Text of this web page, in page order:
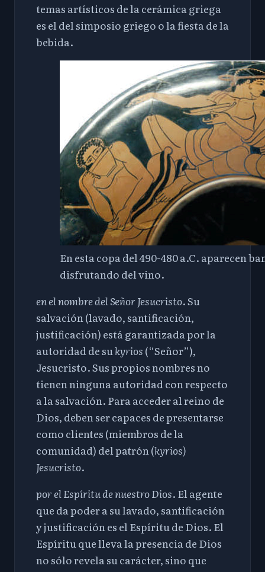
temas artísticos de la cerámica griega
es el del simposio griego o la fiesta de la
bebida.
En esta copa del 490-480 a.C. aparecen
disfrutando del vino.
en el nombre del Señor Jesucristo. Su
salvación (lavado, santificación,
justificación) está garantizada por la
autoridad de su kyrios (“Señor”),
Jesucristo. Sus propios nombres no
tienen ninguna autoridad con respecto
a la salvación. Para acceder al reino de
Dios, deben ser capaces de presentarse
como clientes (miembros de la
comunidad) del patrón (kyrios)
Jesucristo.
por el Espíritu de nuestro Dios. El agente
que da poder a su lavado, santificación
y justificación es el Espíritu de Dios. El
Espíritu que lleva la presencia de Dios
no sólo revela su carácter, sino que